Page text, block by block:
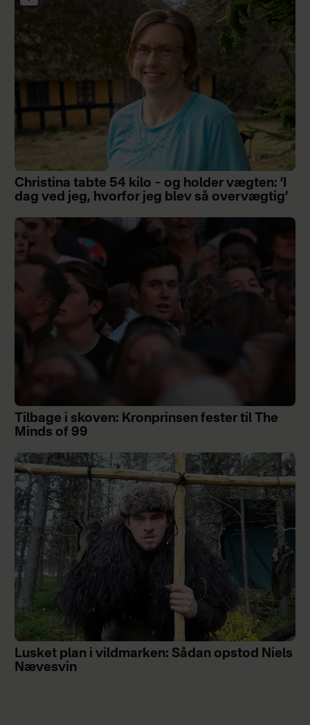
Christina tabte 54 kilo – og holder vægten: ’I
dag ved jeg, hvorfor jeg blev så overvægtig’
Tilbage i skoven: Kronprinsen fester til The
Minds of 99
Lusket plan i vildmarken: Sådan opstod Niels
Nævesvin